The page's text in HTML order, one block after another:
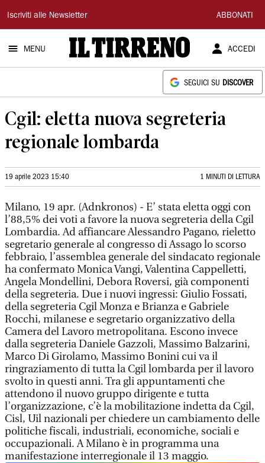
Il
Tirreno
Iscriviti alle Newsletter ABBONATI
MENU ACCEDI
SEGUICI SU DISCOVER
Cgil: eletta nuova segreteria
regionale lombarda
19 aprile 2023 15:40 1 MINUTI DI LETTURA
Milano, 19 apr. (Adnkronos) - E’ stata eletta oggi con
l’88,5% dei voti a favore la nuova segreteria della Cgil
Lombardia. Ad affiancare Alessandro Pagano, rieletto
segretario generale al congresso di Assago lo scorso
febbraio, l’assemblea generale del sindacato regionale
ha confermato Monica Vangi, Valentina Cappelletti,
Angela Mondellini, Debora Roversi, già componenti
della segreteria. Due i nuovi ingressi: Giulio Fossati,
della segreteria Cgil Monza e Brianza e Gabriele
Rocchi, milanese e segretario organizzativo della
Camera del Lavoro metropolitana. Escono invece
dalla segreteria Daniele Gazzoli, Massimo Balzarini,
Marco Di Girolamo, Massimo Bonini cui va il
ringraziamento di tutta la Cgil lombarda per il lavoro
svolto in questi anni. Tra gli appuntamenti che
attendono il nuovo gruppo dirigente e tutta
l’organizzazione, c’è la mobilitazione indetta da Cgil,
Cisl, Uil nazionali per chiedere un cambiamento delle
politiche fiscali, industriali, economiche, sociali e
occupazionali. A Milano è in programma una
manifestazione interregionale il 13 maggio.